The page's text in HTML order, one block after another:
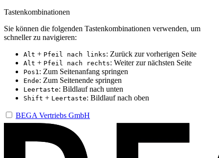
Tastenkombinationen
Sie können die folgenden Tastenkombinationen verwenden, um
schneller zu navigieren:
Alt + Pfeil nach links: Zurück zur vorherigen Seite
Alt + Pfeil nach rechts: Weiter zur nächsten Seite
Pos1: Zum Seitenanfang springen
Ende: Zum Seitenende springen
Leertaste: Bildlauf nach unten
Shift + Leertaste: Bildlauf nach oben
BEGA Vertriebs GmbH